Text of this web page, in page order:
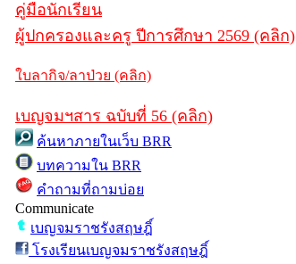
คู่มือนักเรียน
ผู้ปกครองและครู ปีการศึกษา 2569 (คลิก)
ใบลากิจ/ลาป่วย (คลิก)
เบญจมฯสาร ฉบับที่ 56 (คลิก)
ค้นหาภายในเว็บ BRR
บทความใน BRR
คำถามที่ถามบ่อย
Communicate
เบญจมราชรังสฤษฎิ์
โรงเรียนเบญจมราชรังสฤษฎิ์